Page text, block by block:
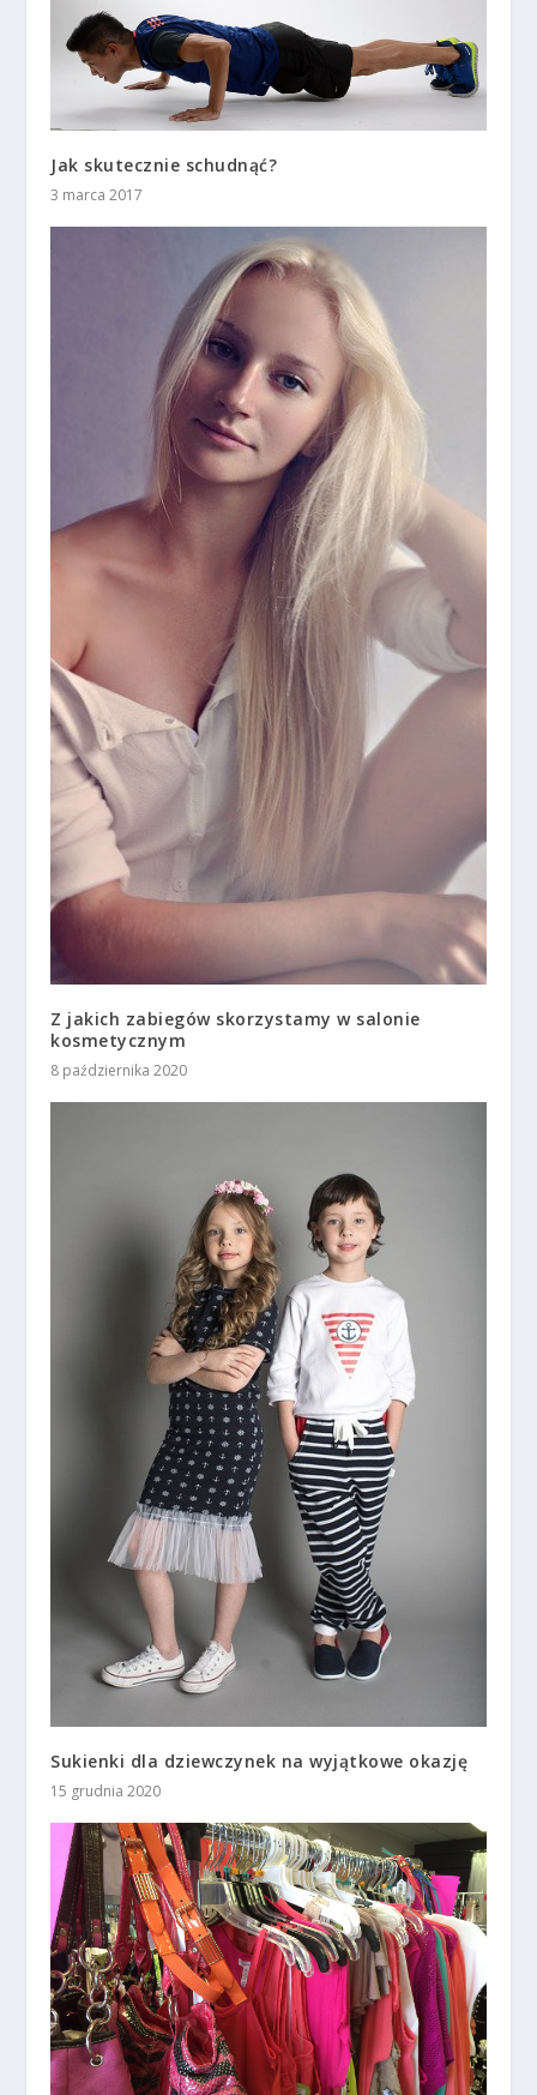
Jak skutecznie schudnąć?
3 marca 2017
Z jakich zabiegów skorzystamy w salonie
kosmetycznym
8 października 2020
Sukienki dla dziewczynek na wyjątkowe okazję
15 grudnia 2020